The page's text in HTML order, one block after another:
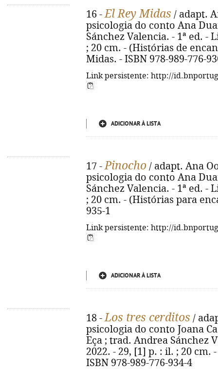
16 -El Rey Midas / adapt.
psicologia do conto Ana
Sánchez Valencia. - 1ª ed. -
; 20 cm. - (Histórias de
Midas. - ISBN 978-989-776-
Link persistente: http://
ADICIONAR À LISTA
17 -Pinocho / adapt. Ana
psicologia do conto Ana
Sánchez Valencia. - 1ª ed. -
; 20 cm. - (Histórias para
935-1
Link persistente: http://
ADICIONAR À LISTA
18 -Los tres cerditos /
psicologia do conto Joana
Eça ; trad. Andrea Sánchez
2022. - 29, [1] p. : il. ; 20
ISBN 978-989-776-934-4